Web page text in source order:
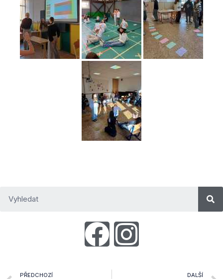
PŘEDCHOZÍ DALŠÍ